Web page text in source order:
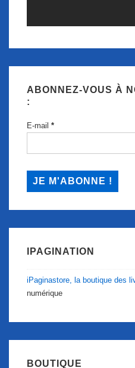
ABONNEZ-VOUS À
:
E-mail *
IPAGINATION
iPaginastore, la boutique des
numérique
BOUTIQUE